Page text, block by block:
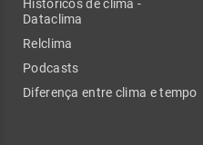
Históricos de clima -
Dataclima
Relclima
Podcasts
Diferença entre clima e tempo